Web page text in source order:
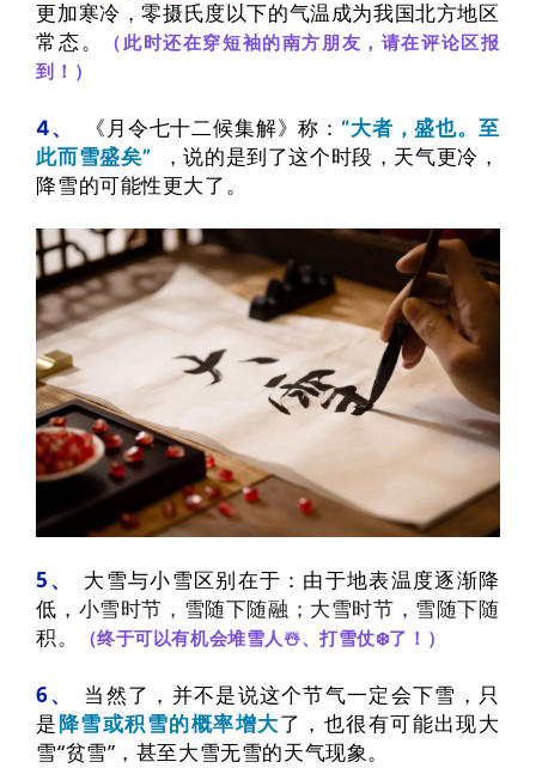
更加寒冷，零摄氏度以下的气温成为我国北方地区
常态。
（此时还在穿短袖的南方朋友，请在评论区报
到！）
4、 《月令七十二候集解》称： “大者，盛也。至
此而雪盛矣”
，说的是到了这个时段，天气更冷，
降雪的可能性更大了。
5、 大雪与小雪区别在于： 由于地表温度逐渐降
低， 小雪时节，雪随下随融； 大雪时节，雪随下随
积。
（终于可以有机会堆雪人☃️、打雪仗❄️了！）
6、 当然了，并不是说这个节气一定会下雪，只
是降雪或积雪的概率增大了，也很有可能出现大
雪“贫雪”，甚至大雪无雪的天气现象。